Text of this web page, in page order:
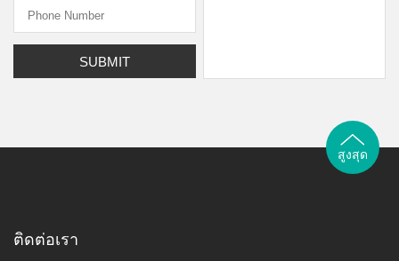
ติดต่อเรา
สูงสุด